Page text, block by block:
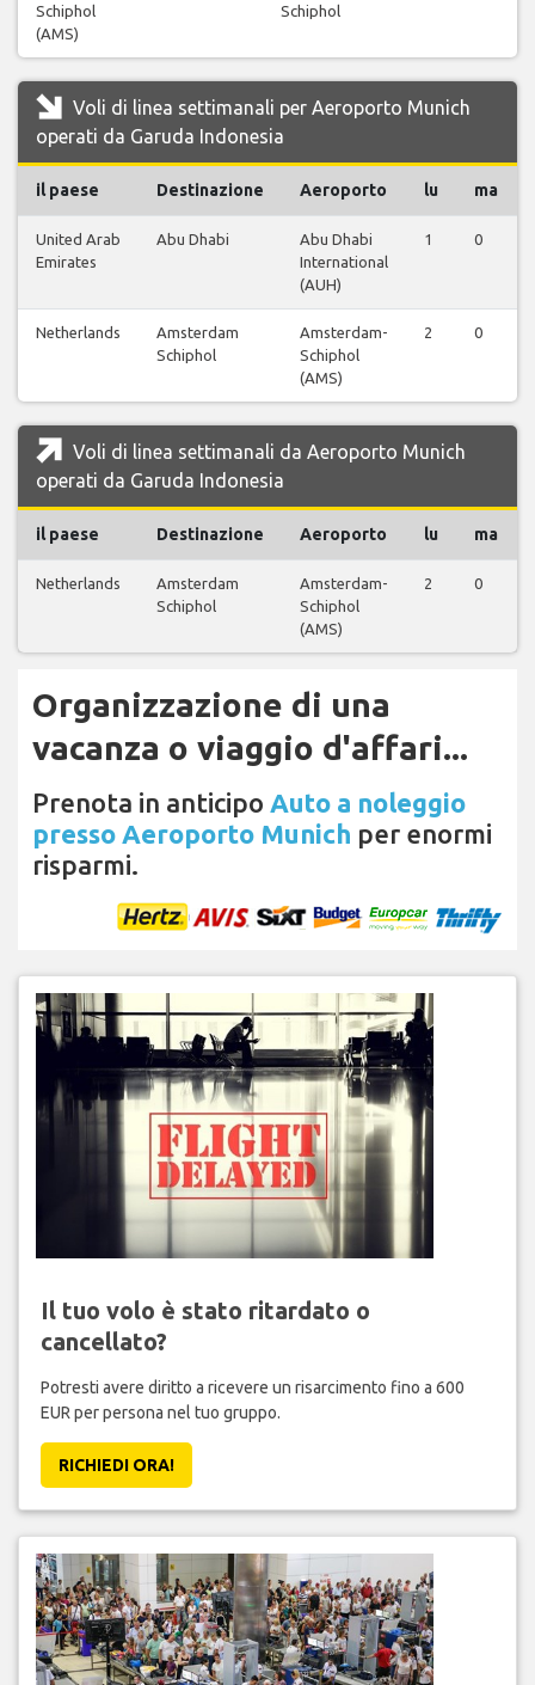
Schiphol
(AMS)
Schiphol
Voli di linea settimanali per Aeroporto Munich
operati da Garuda Indonesia
il paese Destinazione Aeroporto lu ma
United Arab
Emirates
Abu Dhabi
Abu Dhabi
International
(AUH)
1 0
Netherlands
Amsterdam
Schiphol
Amsterdam-
Schiphol
(AMS)
2 0
Voli di linea settimanali da Aeroporto Munich
operati da Garuda Indonesia
il paese Destinazione Aeroporto lu ma
Netherlands
Amsterdam
Schiphol
Amsterdam-
Schiphol
(AMS)
2 0
Organizzazione di una
vacanza o viaggio d'affari...
Prenota in anticipo Auto a noleggio
presso Aeroporto Munich per enormi
risparmi.
Il tuo volo è stato ritardato o
cancellato?
Potresti avere diritto a ricevere un risarcimento fino a 600
EUR per persona nel tuo gruppo.
RICHIEDI ORA!